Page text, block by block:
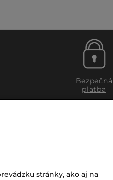
Bezpečná
platba
stránky, ako aj na